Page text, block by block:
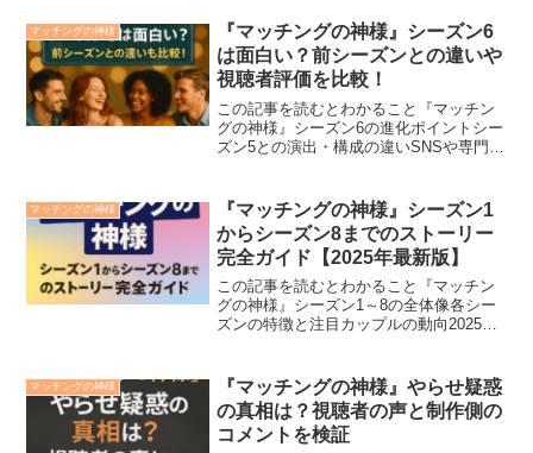
マッチングの神様
『マッチングの神様』シーズン6
は面白い？前シーズンとの違いや
視聴者評価を比較！
この記事を読むとわかること『マッチン
グの神様』シーズン6の進化ポイントシー
ズン5との演出・構成の違いSNSや専門家
され、“前作との違い”を意識する視聴者が
増えています...
マッチングの神様
『マッチングの神様』シーズン1
からシーズン8までのストーリー
完全ガイド【2025年最新版】
この記事を読むとわかること『マッチン
グの神様』シーズン1～8の全体像各シー
ズンの特徴と注目カップルの動向2025年
題：Married at First Sight Aus...
マッチングの神様
『マッチングの神様』やらせ疑惑
の真相は？視聴者の声と制作側の
コメントを検証